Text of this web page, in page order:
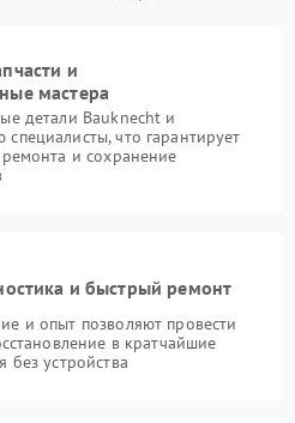
и
мастера
детали Bauknecht и
что гарантирует
и сохранение
и быстрый ремонт
и опыт позволяют провести
в кратчайшие
устройства